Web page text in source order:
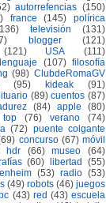
autorrefencias (150)
france (145)
polírica
televisión
(131)
blogger
(121)
(121) USA
(111)
lenguaje (107) filosofía
(98) ClubdeRomaGV
(95) kideak
(91)
(89) cuentos (87)
(84) apple
(80)
top (76) verano
(74)
(72) puente colgante
concurso (67) móvil
hdr (66) museo
(64)
(60) libertad
(55)
(53) radio (53)
(49) robots (46) juegos
(43) red (43) escuela